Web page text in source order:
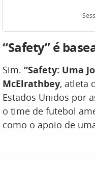
“Safety” é
Sim. “Safety: Uma
McElrathbey, atleta
Estados Unidos por
o time de futebol
como o apoio de